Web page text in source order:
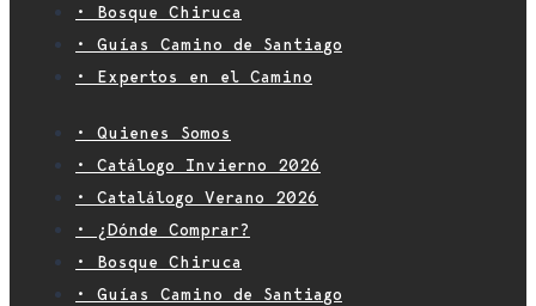
• Bosque Chiruca
• Guías Camino de Santiago
• Expertos en el Camino
• Quienes Somos
• Catálogo Invierno 2026
• Catalálogo Verano 2026
• ¿Dónde Comprar?
• Bosque Chiruca
• Guías Camino de Santiago